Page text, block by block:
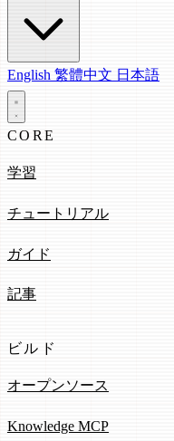
English 繁體中文 日本語
CORE
学習
チュートリアル
ガイド
記事
ビルド
オープンソース
Knowledge MCP